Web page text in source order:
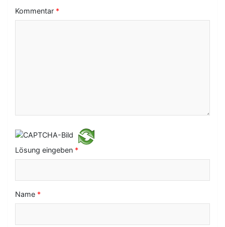
N
o
n
Kommentar *
Lösung eingeben *
Name *